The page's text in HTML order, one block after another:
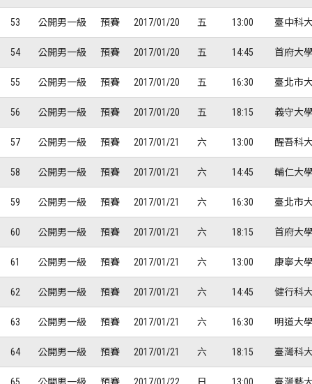
53 公開男一級 預賽 2017/01/20 五 13:00 臺中科
54 公開男一級 預賽 2017/01/20 五 14:45 首府大
55 公開男一級 預賽 2017/01/20 五 16:30 臺北市
56 公開男一級 預賽 2017/01/20 五 18:15 義守大
57 公開男一級 預賽 2017/01/21 六 13:00 醒吾科
58 公開男一級 預賽 2017/01/21 六 14:45 輔仁大
59 公開男一級 預賽 2017/01/21 六 16:30 臺北市
60 公開男一級 預賽 2017/01/21 六 18:15 首府大
61 公開男一級 預賽 2017/01/21 六 13:00 康寧大
62 公開男一級 預賽 2017/01/21 六 14:45 健行科
63 公開男一級 預賽 2017/01/21 六 16:30 明道大
64 公開男一級 預賽 2017/01/21 六 18:15 臺灣科